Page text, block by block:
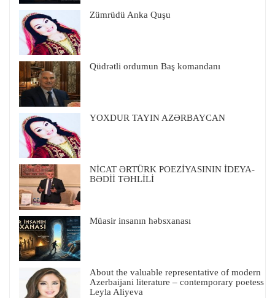
Zümrüdü Anka Quşu
Qüdrətli ordumun Baş komandanı
YOXDUR TAYIN AZƏRBAYCAN
NİCAT ƏRTÜRK POEZİYASININ İDEYA-
BƏDİİ TƏHLİLİ
Müasir insanın həbsxanası
About the valuable representative of modern
Azerbaijani literature – contemporary poetess
Leyla Aliyeva